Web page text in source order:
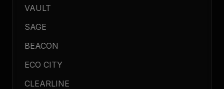
VAULT
SAGE
BEACON
ECO CITY
CLEARLINE